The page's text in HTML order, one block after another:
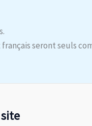
seront seuls